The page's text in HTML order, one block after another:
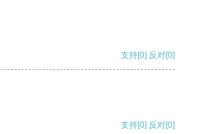
支持[0] 反对[0]
支持[0] 反对[0]